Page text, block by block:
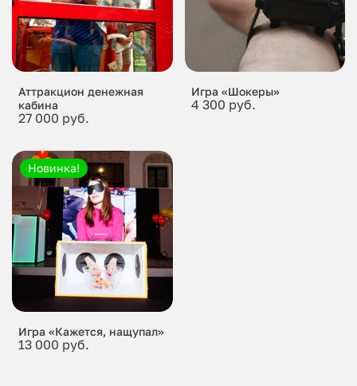
Аттракцион денежная
кабина
27 000 руб.
Игра «Шокеры»
4 300 руб.
Новинка!
Игра «Кажется, нащупал»
13 000 руб.